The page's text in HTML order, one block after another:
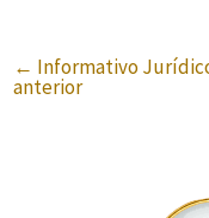
← Informativo
anterior